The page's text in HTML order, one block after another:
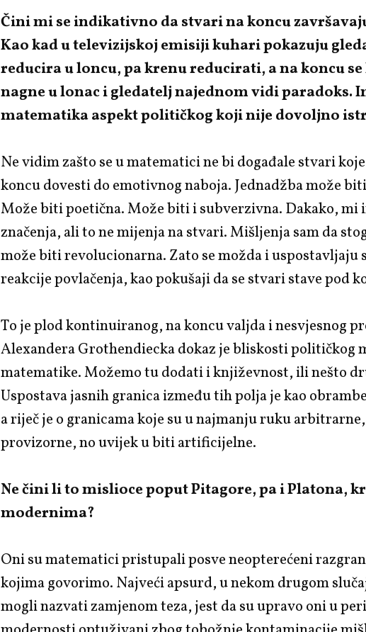
Čini mi se indikativno da stvari na koncu
Kao kad u televizijskoj emisiji kuhari pokazuju
reducira u loncu, pa krenu reducirati, a na koncu
nagne u lonac i gledatelj najednom vidi paradoks.
matematika aspekt političkog koji nije dovoljno
Ne vidim zašto se u matematici ne bi događale stvari
koncu dovesti do emotivnog naboja. Jednadžba može
Može biti poetična. Može biti i subverzivna. Dakako, mi
značenja, ali to ne mijenja na stvari. Mišljenja sam da
može biti revolucionarna. Zato se možda i uspostavljaju
reakcije povlačenja, kao pokušaji da se stvari stave pod
To je plod kontinuiranog, na koncu valjda i nesvjesnog
Alexandera Grothendiecka dokaz je bliskosti političkog
matematike. Možemo tu dodati i književnost, ili nešto
Uspostava jasnih granica između tih polja je kao
a riječ je o granicama koje su u najmanju ruku
provizorne, no uvijek u biti artificijelne.
Ne čini li to mislioce poput Pitagore, pa i Platona,
modernima?
Oni su matematici pristupali posve neopterećeni
kojima govorimo. Najveći apsurd, u nekom drugom
mogli nazvati zamjenom teza, jest da su upravo oni u